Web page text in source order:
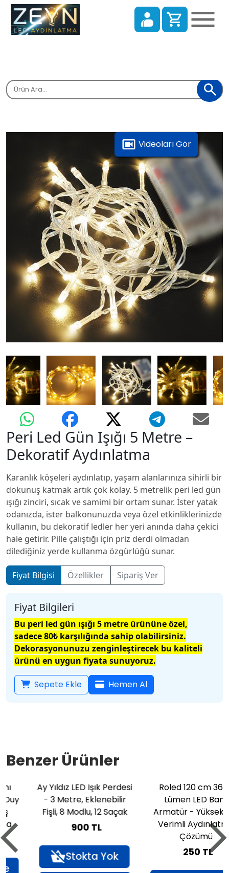
Alışveriş Sepeti
Alışverişe Başla
Tüm Ürünlerimiz
Referanslarımız
Blog
İletişim
+90 552 664 0650
@zeynled
Videoları Gör
Peri Led Gün Işığı 5 Metre –
Dekoratif Aydınlatma
Karanlık köşeleri aydınlatıp, yaşam alanlarınıza sihirli bir
dokunuş katmak artık çok kolay. 5 metrelik peri led gün
ışığı zinciri, sıcak ve samimi bir ortam sunar. İster yatak
odanızda, ister balkonunuzda veya özel etkinliklerinizde
kullanın, bu dekoratif ledler her yeri anında daha çekici
hale getirir. Pille çalıştığı için priz derdi olmadan
dilediğiniz yerde kullanma özgürlüğü sunar.
Fiyat Bilgisi Özellikler Sipariş Ver
Fiyat Bilgileri
​Bu peri led gün ışığı 5 metre ürününe özel,
sadece 80₺ karşılığında sahip olabilirsiniz.
Dekorasyonunuzu zenginleştirecek bu kaliteli
ürünü en uygun fiyata sunuyoruz.
Sepete Ekle Hemen Al
Benzer Ürünler
Ay Yıldız LED Işık Perdesi
- 3 Metre, Eklenebilir
Fişli, 8 Modlu, 12 Saçak
900 TL
Stokta Yok
Roled 120 cm 3600
Lümen LED Bant
Armatür - Yüksek Işık
Verimli Aydınlatma
Çözümü
250 TL